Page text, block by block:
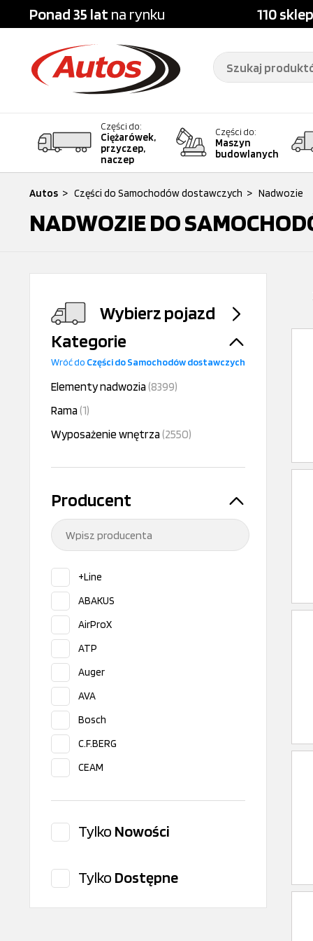
Ponad 35 lat na rynku 110
Części do:
Ciężarówek,
przyczep,
naczep
Części do:
Maszyn
budowlanych
Autos > Części do Samochodów dostawczych > Nadwozie
NADWOZIE DO
Wybierz pojazd
Kategorie
Wróć do Części do Samochodów dostawczych
Elementy nadwozia(8399)
Rama(1)
Wyposażenie wnętrza(2550)
Producent
+Line
ABAKUS
AirProX
ATP
Auger
AVA
Bosch
C.F.BERG
CEAM
Covind
Delphi
DT Spare Parts
Tylko Nowości
Tylko Dostępne